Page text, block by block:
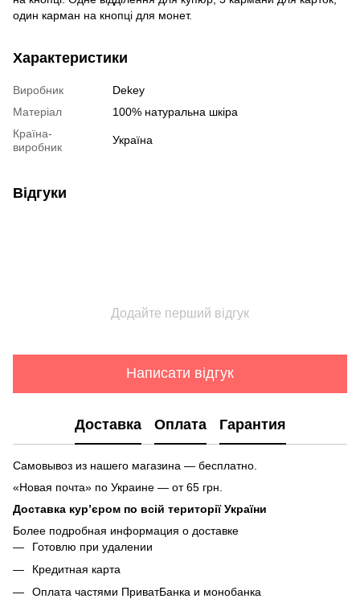
один карман на кнопці для монет.
Характеристики
Виробник
Dekey
Матеріал
100% натуральна шкіра
Країна-
виробник
Україна
Відгуки
Додайте перший відгук
Написати відгук
Доставка Оплата Гарантия
Самовывоз из нашего магазина — бесплатно.
«Новая почта» по Украине — от 65 грн.
Доставка кур’єром по всій території України
Более подробная информация о доставке
Готовлю при удалении
Кредитная карта
Оплата частями ПриватБанка и монобанка